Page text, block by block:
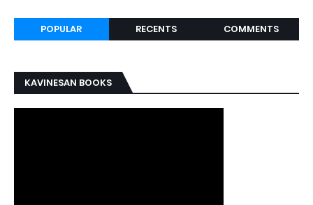
POPULAR RECENTS COMMENTS
KAVINESAN BOOKS